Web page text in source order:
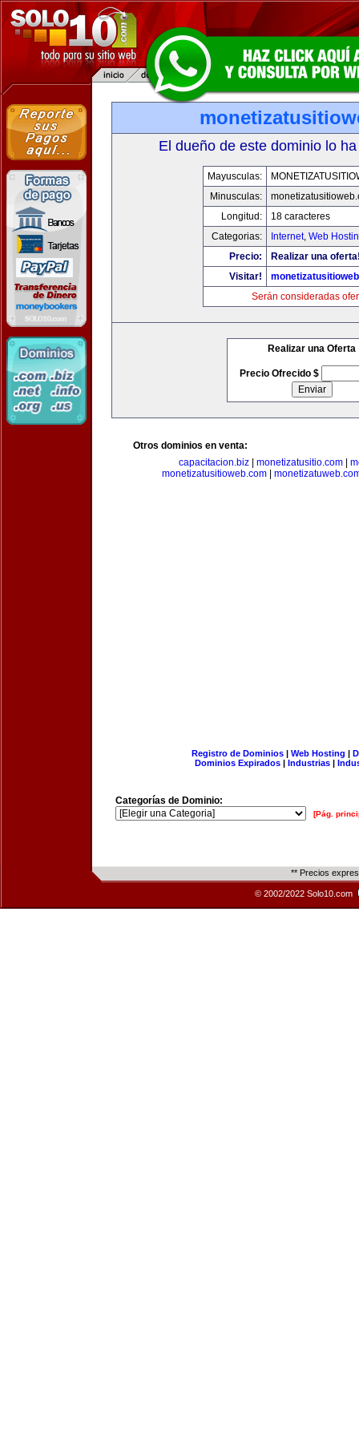
El dueño de este dominio lo
Mayusculas:
Minusculas:
Longitud:
18 caracteres
Categorias:
Internet, Web
Precio:
Realizar una
Visitar!
Serán consideradas
Realizar una Oferta
Precio Ofrecido $
Otros dominios en venta:
capacitacion.biz| monetizatusitio.com|
monetizatusitioweb.com
Registro de Dominios| Web Hosting |
Dominios Expirados | Industrias |
Categorías de Dominio:
[Pág.
** Precios
© 2002/2022 Solo10.com